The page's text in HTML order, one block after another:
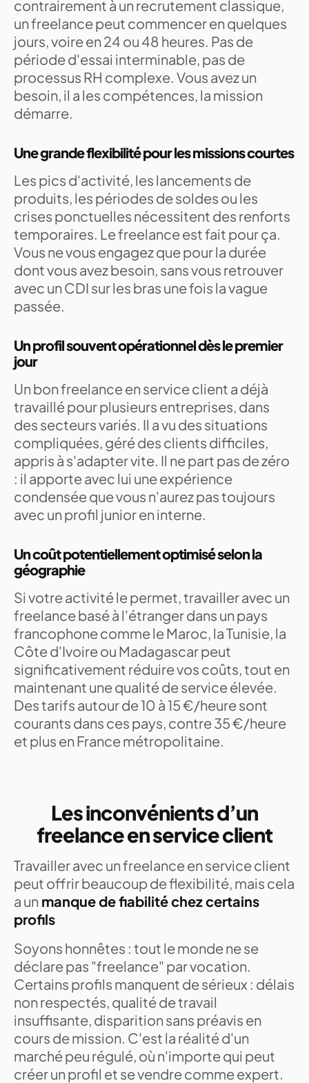
contrairement à un recrutement classique,
un freelance peut commencer en quelques
jours, voire en 24 ou 48 heures. Pas de
période d'essai interminable, pas de
processus RH complexe. Vous avez un
besoin, il a les compétences, la mission
démarre.
Une grande flexibilité pour les missions courtes
Les pics d'activité, les lancements de
produits, les périodes de soldes ou les
crises ponctuelles nécessitent des renforts
temporaires. Le freelance est fait pour ça.
Vous ne vous engagez que pour la durée
dont vous avez besoin, sans vous retrouver
avec un CDI sur les bras une fois la vague
passée.
Un profil souvent opérationnel dès le premier
jour
Un bon freelance en service client a déjà
travaillé pour plusieurs entreprises, dans
des secteurs variés. Il a vu des situations
compliquées, géré des clients difficiles,
appris à s'adapter vite. Il ne part pas de zéro
: il apporte avec lui une expérience
condensée que vous n'aurez pas toujours
avec un profil junior en interne.
Un coût potentiellement optimisé selon la
géographie
Si votre activité le permet, travailler avec un
freelance basé à l'étranger dans un pays
francophone comme le Maroc, la Tunisie, la
Côte d'Ivoire ou Madagascar peut
significativement réduire vos coûts, tout en
maintenant une qualité de service élevée.
Des tarifs autour de 10 à 15 €/heure sont
courants dans ces pays, contre 35 €/heure
et plus en France métropolitaine.
Les inconvénients d’un
freelance en service client
Travailler avec un freelance en service client
peut offrir beaucoup de flexibilité, mais cela
a un manque de fiabilité chez certains
profils
Soyons honnêtes : tout le monde ne se
déclare pas "freelance" par vocation.
Certains profils manquent de sérieux : délais
non respectés, qualité de travail
insuffisante, disparition sans préavis en
cours de mission. C'est la réalité d'un
marché peu régulé, où n'importe qui peut
créer un profil et se vendre comme expert.